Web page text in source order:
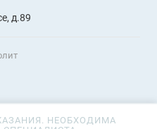
д.89
НЕОБХОДИМА